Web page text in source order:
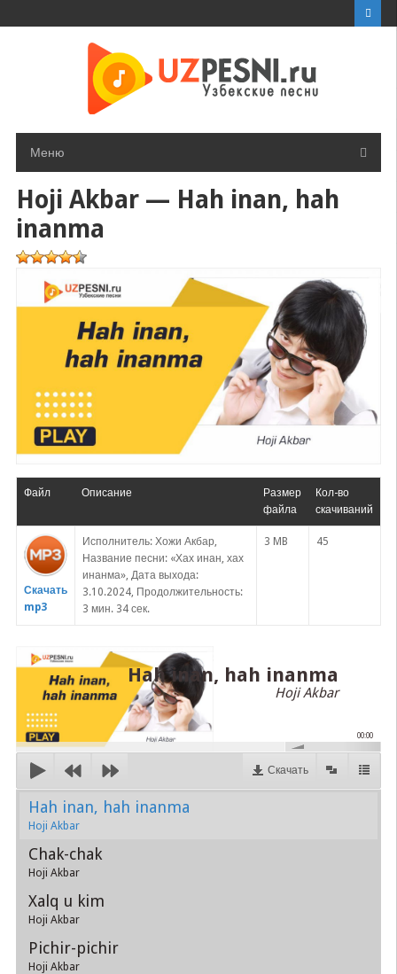
Меню
Hoji Akbar — Hah inan, hah
inanma
Файл Описание
Размер
файла
Кол-во
скачиваний
Скачать
mp3
Исполнитель: Хожи Акбар,
Название песни: «Хах инан, хах
инанма», Дата выхода:
3.10.2024, Продолжительность:
3 мин. 34 сек.
3 MB 45
Hah inan, hah inanma
Hoji Akbar
00:00
Скачать
Hah inan, hah inanma
Hoji Akbar
Chak-chak
Hoji Akbar
Xalq u kim
Hoji Akbar
Pichir-pichir
Hoji Akbar